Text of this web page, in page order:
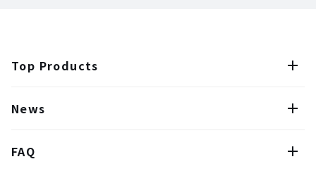
Top Products
News
FAQ